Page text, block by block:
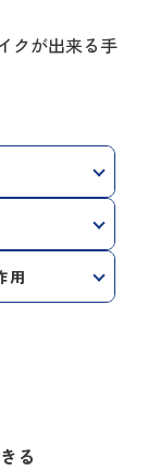
合があります。
クが出来る手
用
る